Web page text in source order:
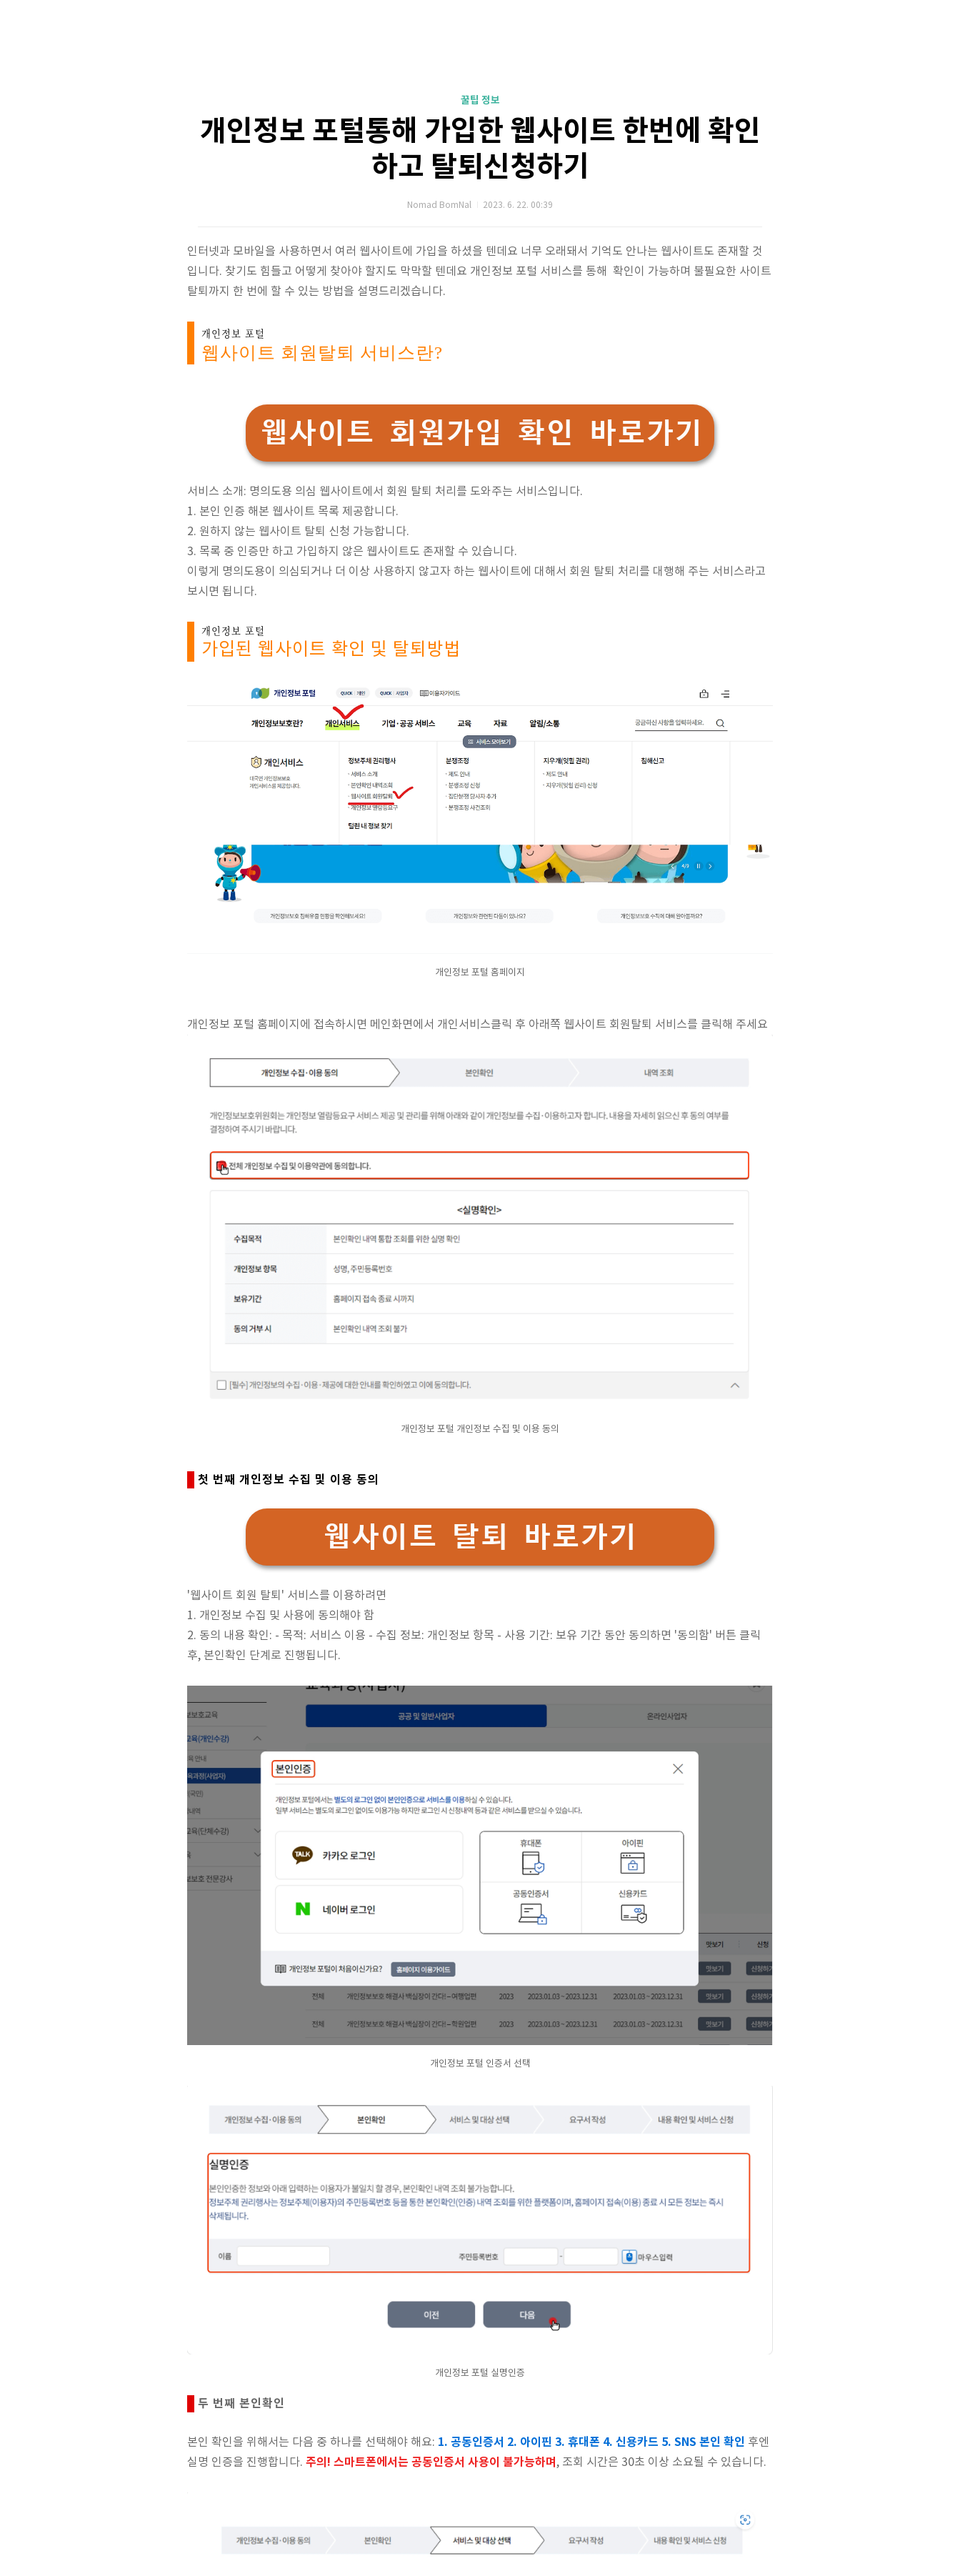
꿀팁 정보
개인정보 포털통해 가입한 웹사이트 한번에 확인
하고 탈퇴신청하기
Nomad BomNal 2023. 6. 22. 00:39
인터넷과 모바일을 사용하면서 여러 웹사이트에 가입을 하셨을 텐데요 너무 오래돼서 기억도 안나는 웹사이트도 존재할 것
입니다. 찾기도 힘들고 어떻게 찾아야 할지도 막막할 텐데요 개인정보 포털 서비스를 통해 확인이 가능하며 불필요한 사이트
탈퇴까지 한 번에 할 수 있는 방법을 설명드리겠습니다.
개인정보 포털
웹사이트 회원탈퇴 서비스란?
웹사이트 회원가입 확인 바로가기
서비스 소개: 명의도용 의심 웹사이트에서 회원 탈퇴 처리를 도와주는 서비스입니다.
1. 본인 인증 해본 웹사이트 목록 제공합니다.
2. 원하지 않는 웹사이트 탈퇴 신청 가능합니다.
3. 목록 중 인증만 하고 가입하지 않은 웹사이트도 존재할 수 있습니다.
이렇게 명의도용이 의심되거나 더 이상 사용하지 않고자 하는 웹사이트에 대해서 회원 탈퇴 처리를 대행해 주는 서비스라고
보시면 됩니다.
개인정보 포털
가입된 웹사이트 확인 및 탈퇴방법
개인정보 포털 홈페이지
개인정보 포털 홈페이지에 접속하시면 메인화면에서 개인서비스클릭 후 아래쪽 웹사이트 회원탈퇴 서비스를 클릭해 주세요
개인정보 포털 개인정보 수집 및 이용 동의
첫 번째 개인정보 수집 및 이용 동의
웹사이트 탈퇴 바로가기
'웹사이트 회원 탈퇴' 서비스를 이용하려면
1. 개인정보 수집 및 사용에 동의해야 함
2. 동의 내용 확인: - 목적: 서비스 이용 - 수집 정보: 개인정보 항목 - 사용 기간: 보유 기간 동안 동의하면 '동의함' 버튼 클릭
후, 본인확인 단계로 진행됩니다.
개인정보 포털 인증서 선택
개인정보 포털 실명인증
두 번째 본인확인
본인 확인을 위해서는 다음 중 하나를 선택해야 해요: 1. 공동인증서 2. 아이핀 3. 휴대폰 4. 신용카드 5. SNS 본인 확인 후엔
실명 인증을 진행합니다. 주의! 스마트폰에서는 공동인증서 사용이 불가능하며 , 조회 시간은 30초 이상 소요될 수 있습니다.